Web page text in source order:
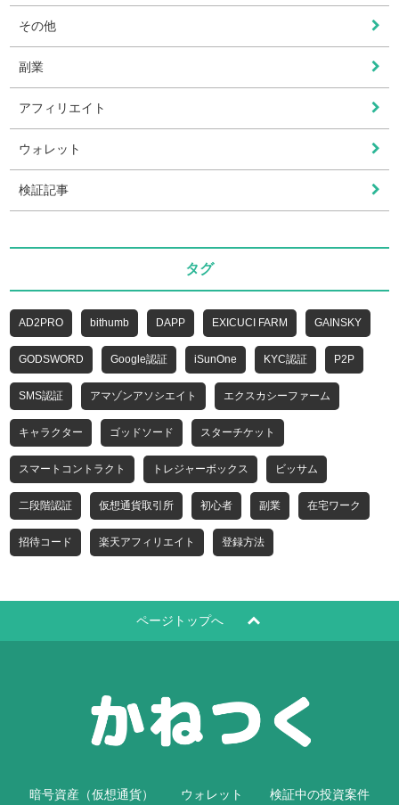
その他
副業
アフィリエイト
ウォレット
検証記事
タグ
AD2PRO bithumb DAPP EXICUCI FARM GAINSKY
GODSWORD Google認証 iSunOne KYC認証 P2P
SMS認証 アマゾンアソシエイト エクスカシーファーム
キャラクター ゴッドソード スターチケット
スマートコントラクト トレジャーボックス ビッサム
二段階認証 仮想通貨取引所 初心者 副業 在宅ワーク
招待コード 楽天アフィリエイト 登録方法
ページトップへ
暗号資産（仮想通貨） ウォレット 検証中の投資案件